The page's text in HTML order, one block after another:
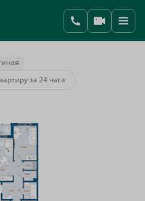
14 258 159 руб.
за 24 часа